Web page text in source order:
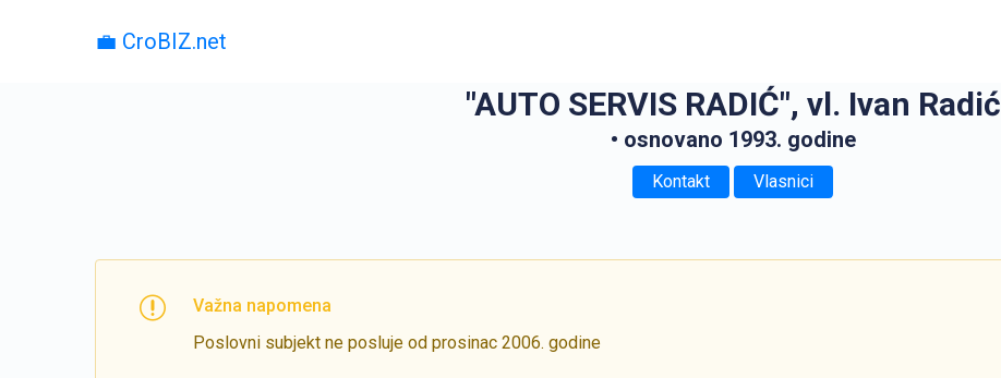
💼 CroBIZ.net
"AUTO SERVIS RADIĆ", vl. Ivan Radić
• osnovano 1993. godine
Kontakt Vlasnici
Važna napomena
Poslovni subjekt ne posluje od prosinac 2006. godine